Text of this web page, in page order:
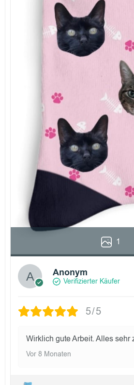
1
Anonym
Verifizierter Käufer
5/5
Wirklich gute Arbeit. Alles sehr
Vor 8 Monaten